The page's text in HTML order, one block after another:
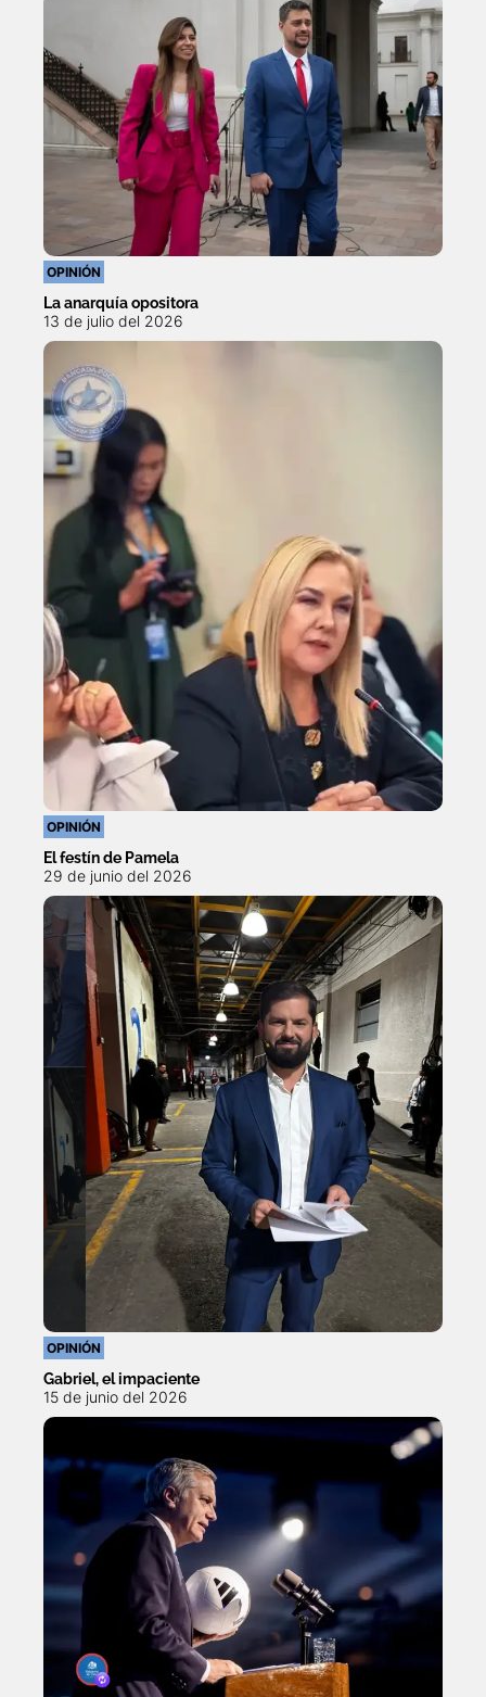
OPINIÓN
La anarquía opositora
13 de julio del 2026
OPINIÓN
El festín de Pamela
29 de junio del 2026
OPINIÓN
Gabriel, el impaciente
15 de junio del 2026